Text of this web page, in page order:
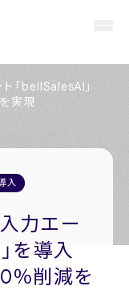
「bellSalesAI」
実現
入
力エー
を導入
％削減を